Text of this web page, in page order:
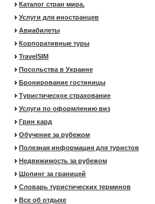
Каталог стран мира.
Услуги для иностранцев
Авиабилеты
Корпоративные туры
TravelSIM
Посольства в Украине
Бронирование гостиницы
Туристическое страхование
Услуги по оформлению виз
Грин кард
Обучение за рубежом
Полезная информация для туристов
Недвижимость за рубежом
Шопинг за границей
Словарь туристических терминов
Все об отдыхе